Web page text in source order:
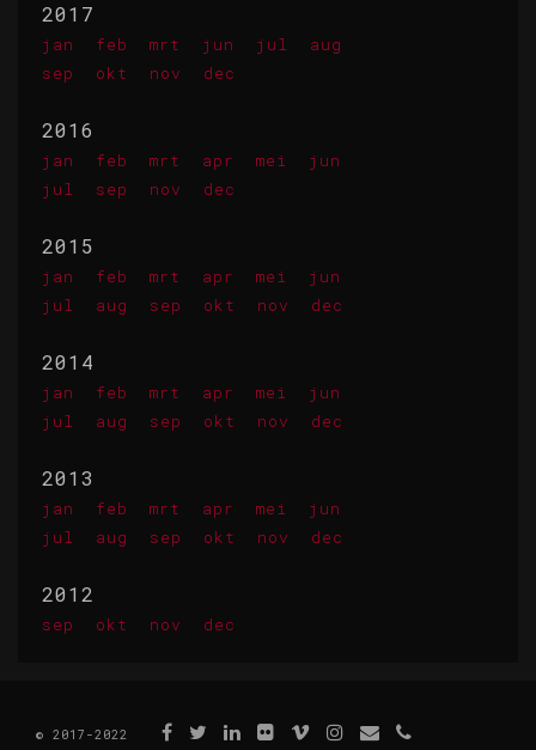
2017
jan feb mrt jun jul
aug
sep
okt nov dec
2016
jan feb mrt apr mei
jun
jul
sep nov dec
2015
jan feb mrt apr mei
jun
jul
aug sep okt nov dec
2014
jan feb mrt apr mei
jun
jul
aug sep okt nov dec
2013
jan feb mrt apr mei
jun
jul
aug sep okt nov dec
2012
sep okt nov dec
© 2017-2022